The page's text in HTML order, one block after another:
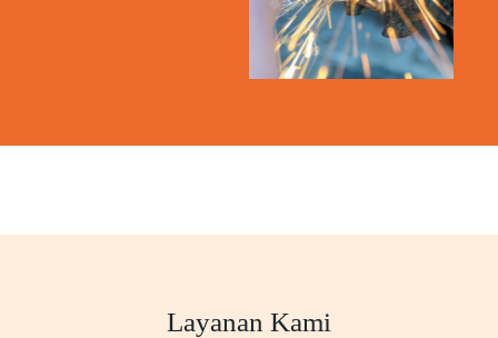
Layanan Kami